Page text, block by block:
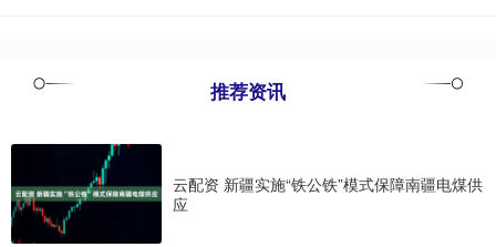
推荐资讯
云配资 新疆实施“铁公铁”模式保障南疆电煤供
应